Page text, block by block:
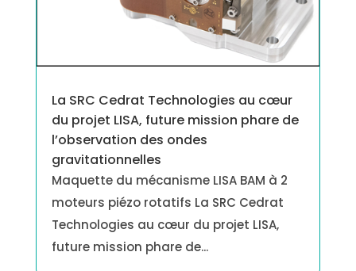
La SRC Cedrat Technologies au cœur
du projet LISA, future mission phare de
l’observation des ondes
gravitationnelles
Maquette du mécanisme LISA BAM à 2
moteurs piézo rotatifs La SRC Cedrat
Technologies au cœur du projet LISA,
future mission phare de...